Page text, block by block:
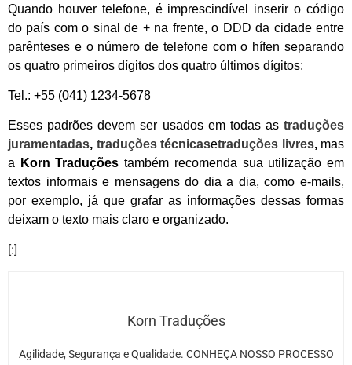
Quando houver telefone, é imprescindível inserir o código
do país com o sinal de + na frente, o DDD da cidade entre
parênteses e o número de telefone com o hífen separando
os quatro primeiros dígitos dos quatro últimos dígitos:
Tel.: +55 (041) 1234-5678
Esses padrões devem ser usados em todas as traduções
juramentadas, traduções técnicasetraduções livres, mas
a
Korn Traduções também recomenda sua utilização em
textos informais e mensagens do dia a dia, como e-mails,
por exemplo, já que grafar as informações dessas formas
deixam o texto mais claro e organizado.
[:]
Korn Traduções
Agilidade, Segurança e Qualidade. CONHEÇA NOSSO PROCESSO